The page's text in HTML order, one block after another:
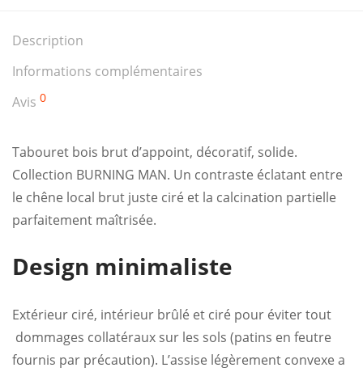
Description
Informations complémentaires
Avis 0
Tabouret bois brut d’appoint, décoratif, solide.
Collection BURNING MAN. Un contraste éclatant entre
le chêne local brut juste ciré et la calcination partielle
parfaitement maîtrisée.
Design minimaliste
Extérieur ciré, intérieur brûlé et ciré pour éviter tout
dommages collatéraux sur les sols (patins en feutre
fournis par précaution). L’assise légèrement convexe a